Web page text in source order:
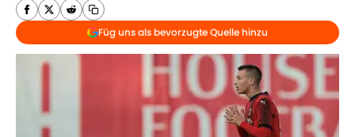
Füg uns als bevorzugte Quelle hinzu